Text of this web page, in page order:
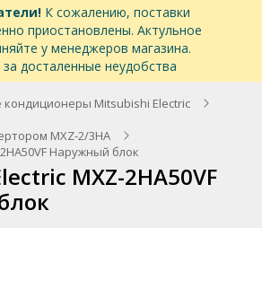
К сожалению, поставки
приостановлены. Актульное
у менеджеров магазина.
досталенные неудобства
Mitsubishi Electric
MXZ-2/3HA
Наружный блок
MXZ-2HA50VF